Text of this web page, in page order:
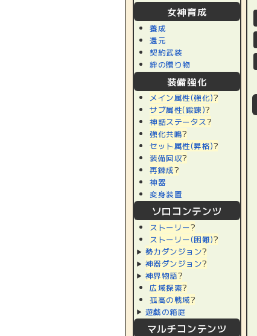
女神育成
養成
還元
契約武装
絆の贈り物
装備強化
メイン属性(強化)?
サブ属性(鍛錬)?
神話ステータス?
強化共鳴?
セット属性(昇格)?
装備回収?
再錬成?
神器
変身装置
ソロコンテンツ
ストーリー?
ストーリー(困難)?
勢力ダンジョン?
神器ダンジョン?
神界物語?
広域探索?
孤高の戦域?
遊戯の箱庭
マルチコンテンツ